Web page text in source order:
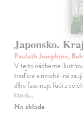
Japonsko.
Pauluth Josephine,
V tejto nádherne
tradície a mnohé iné
dlho fascinuje ľudí z
ktorá…
Na sklade